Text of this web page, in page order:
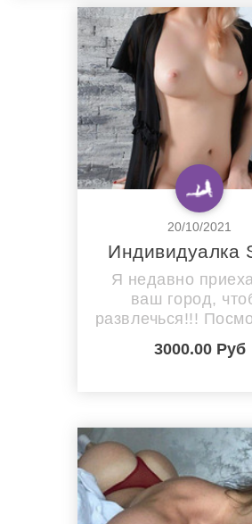
20/10/2021
Индивидуалка
Я недавно
ваш город,
развлечься!!!
мои
посмотри на мое
как дать тебе
и чувственные
которые ты не
никогда... Чего ты
Позвони
3000.00 Руб